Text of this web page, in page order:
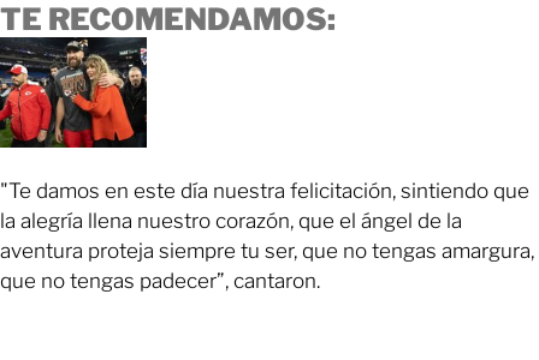
TE RECOMENDAMOS:
"Te damos en este día nuestra felicitación, sintiendo que
la alegría llena nuestro corazón, que el ángel de la
aventura proteja siempre tu ser, que no tengas amargura,
que no tengas padecer”, cantaron.